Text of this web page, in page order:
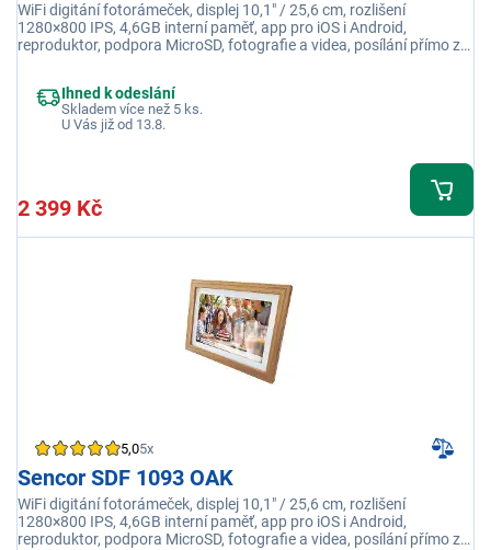
WiFi digitání fotorámeček, displej 10,1" / 25,6 cm, rozlišení
1280×800 IPS, 4,6GB interní paměť, app pro iOS i Android,
reproduktor, podpora MicroSD, fotografie a videa, posílání přímo z
Ihned k odeslání
Skladem více než 5 ks.
U Vás již od 13.8.
2 399 Kč
5,05x
Sencor SDF 1093 OAK
WiFi digitání fotorámeček, displej 10,1" / 25,6 cm, rozlišení
1280×800 IPS, 4,6GB interní paměť, app pro iOS i Android,
reproduktor, podpora MicroSD, fotografie a videa, posílání přímo z